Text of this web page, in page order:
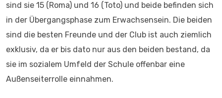
sind sie 15 (Roma) und 16 (Toto) und beide befinden sich
in der Übergangsphase zum Erwachsensein. Die beiden
sind die besten Freunde und der Club ist auch ziemlich
exklusiv, da er bis dato nur aus den beiden bestand, da
sie im sozialem Umfeld der Schule offenbar eine
Außenseiterrolle einnahmen.